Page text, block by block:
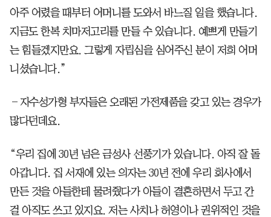
아주 어렸을 때부터 어머니를 도와서 바느질 일을 했습니다.
지금도 한복 치마저고리를 만들 수 있습니다. 예쁘게 만들기
는 힘들겠지만요. 그렇게 자립심을 심어주신 분이 저희 어머
니셨습니다.”
―자수성가형 부자들은 오래된 가전제품을 갖고 있는 경우가
많다던데요.
“우리 집에 30년 넘은 금성사 선풍기가 있습니다. 아직 잘 돌
아갑니다. 집 서재에 있는 의자는 30년 전에 우리 회사에서
만든 것을 아들한테 물려줬다가 아들이 결혼하면서 두고 간
걸 아직도 쓰고 있지요. 저는 사치나 허영이나 권위적인 것을